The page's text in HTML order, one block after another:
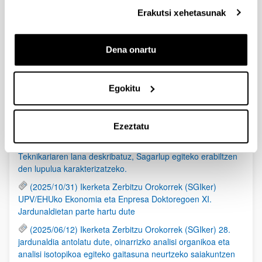
Erakutsi xehetasunak
Dena onartu
Egokitu
Ezeztatu
Albisteak
(2026/05/21) Ikerketako Zerbitzu Orokorrek (SGIker) IAk
antolatu dute, Elsevierren laguntzarekin.
(2026/03/17) ETBko Tecnólopis programak Gipuzkoako
RMN Zerbitzuari eskaini dio atal bat, Iñaki Santos Zerbitzu
Teknikariaren lana deskribatuz, Sagarlup egiteko erabiltzen
den lupulua karakterizatzeko.
(2025/10/31) Ikerketa Zerbitzu Orokorrek (SGIker)
UPV/EHUko Ekonomia eta Enpresa Doktoregoen XI.
Jardunaldietan parte hartu dute
(2025/06/12) Ikerketa Zerbitzu Orokorrek (SGIker) 28.
jardunaldia antolatu dute, oinarrizko analisi organikoa eta
analisi isotopikoa egiteko gaitasuna neurtzeko saiakuntzen